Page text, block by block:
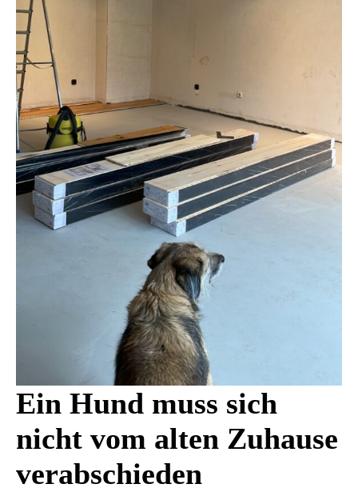
Ein Hund muss sich
nicht vom alten Zuhause
verabschieden